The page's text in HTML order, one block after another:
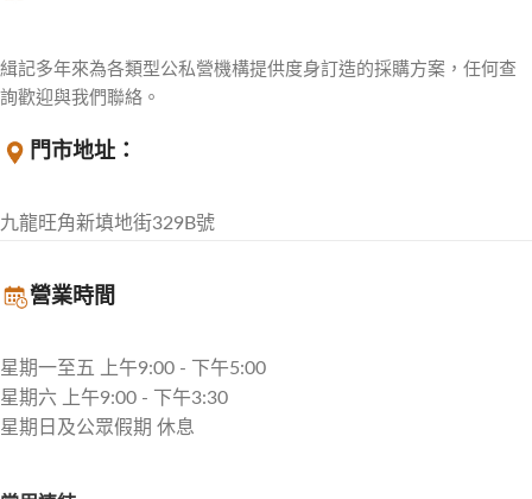
緝記多年來為各類型公私營機構提供度身訂造的採購方案，任何查
詢歡迎與我們聯絡。
門市地址：
九龍旺角新填地街329B號
營業時間
星期一至五 上午9:00 - 下午5:00
星期六 上午9:00 - 下午3:30
星期日及公眾假期 休息